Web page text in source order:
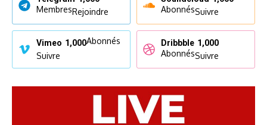
MembresRejoindre AbonnésSuivre
Vimeo 1,000Abonnés
Suivre
Dribbble 1,000
AbonnésSuivre